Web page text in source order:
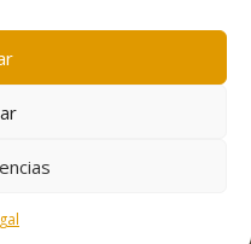
Coop